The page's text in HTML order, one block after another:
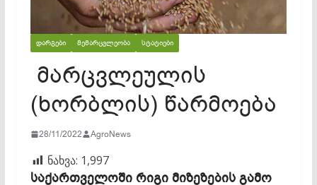
ᲓᲐᲠᲒᲔᲑᲘ ᲛᲔᲛᲐᲠᲪᲕᲚᲔᲝᲑᲐ ᲡᲢᲐᲢᲘᲔᲑᲘ
მარცვლეულის
(ხორბლის) წარმოება
28/11/2022 AgroNews
ნახვა: 1,997
საქართველოში რიგი მიზეზების გამო